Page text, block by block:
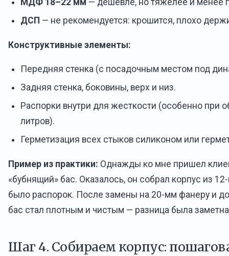
ДСП — не рекомендуется: крошится, плохо
Конструктивные элементы:
Передняя стенка (с посадочным местом под
Задняя стенка, боковины, верх и низ.
Распорки внутри для жесткости (особенно при
литров).
Герметизация всех стыков силиконом или
Пример из практики: Однажды ко мне пришел
«бубнящий» бас. Оказалось, он собрал корпус из
было распорок. После замены на 20-мм фанеру и
бас стал плотным и чистым — разница была
Шаг 4. Собираем корпус: